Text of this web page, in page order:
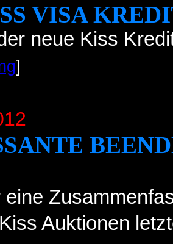
VISA
neue Kiss
]
eine
Auktionen